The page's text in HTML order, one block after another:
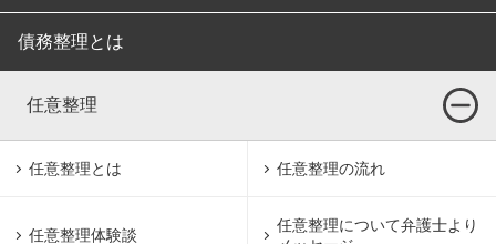
債務整理とは
任意整理
任意整理とは 任意整理の流れ
任意整理体験談
任意整理について弁護士より